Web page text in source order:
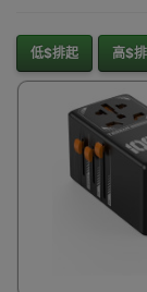
低$排起 高$